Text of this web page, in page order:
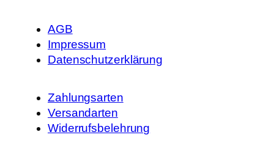
AGB
Impressum
Datenschutzerklärung
Zahlungsarten
Versandarten
Widerrufsbelehrung